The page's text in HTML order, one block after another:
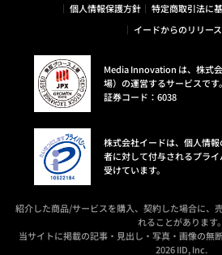
個人情報保護方針
特定商取引法に
イードからのリリー
Media Innovation は、株式
場）の運営するサービスです。
証券コード：6038
株式会社イードは、個人情
者に対して付与されるプラ
受けています。
紹介した商品/サービスを購入、契約した場合に、
れることがあります。
当サイトに掲載の記事・見出し・写真・画像の
2026 IID, Inc.